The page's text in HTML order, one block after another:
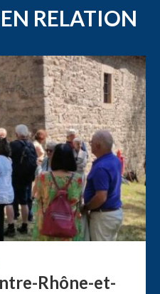
RELATION
Rhône-et-